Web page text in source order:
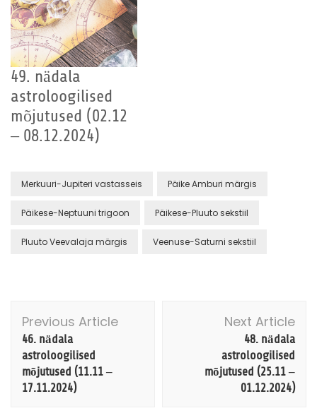
49. nädala
astroloogilised
mõjutused (02.12
– 08.12.2024)
Merkuuri-Jupiteri vastasseis Päike Amburi märgis
Päikese-Neptuuni trigoon Päikese-Pluuto sekstiil
Pluuto Veevalaja märgis Veenuse-Saturni sekstiil
Post
Navigation
Previous Article
46. nädala
astroloogilised
mõjutused (11.11 –
17.11.2024)
Next Article
48. nädala
astroloogilised
mõjutused (25.11 –
01.12.2024)